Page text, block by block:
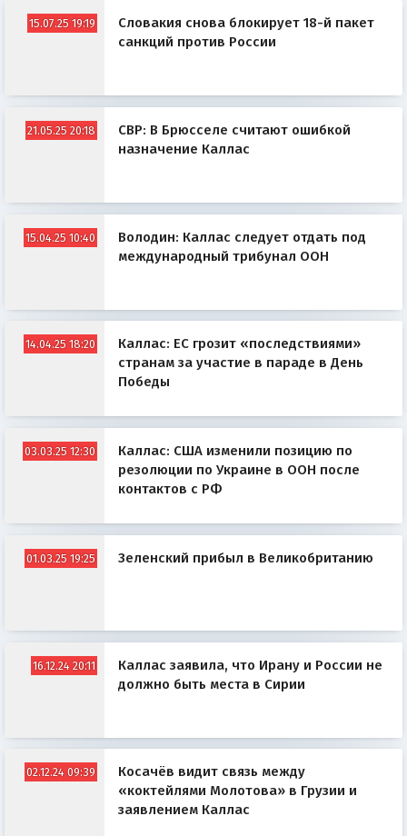
15.07.25 19:19
Словакия снова блокирует 18-й пакет
санкций против России
21.05.25 20:18
СВР: В Брюсселе считают ошибкой
назначение Каллас
15.04.25 10:40
Володин: Каллас следует отдать под
международный трибунал ООН
14.04.25 18:20
Каллас: ЕС грозит «последствиями»
странам за участие в параде в День
Победы
03.03.25 12:30
Каллас: США изменили позицию по
резолюции по Украине в ООН после
контактов с РФ
01.03.25 19:25 Зеленский прибыл в Великобританию
16.12.24 20:11
Каллас заявила, что Ирану и России не
должно быть места в Сирии
02.12.24 09:39
Косачёв видит связь между
«коктейлями Молотова» в Грузии и
заявлением Каллас